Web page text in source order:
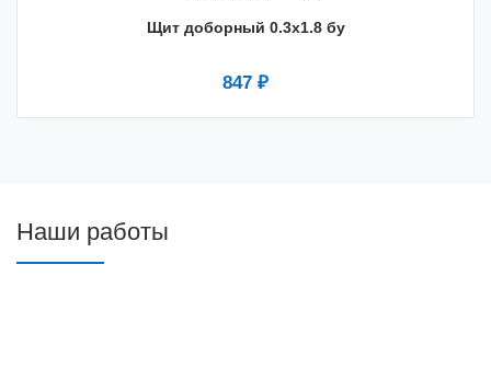
Щит доборный 0.3x1.8 бу
847 ₽
Наши работы